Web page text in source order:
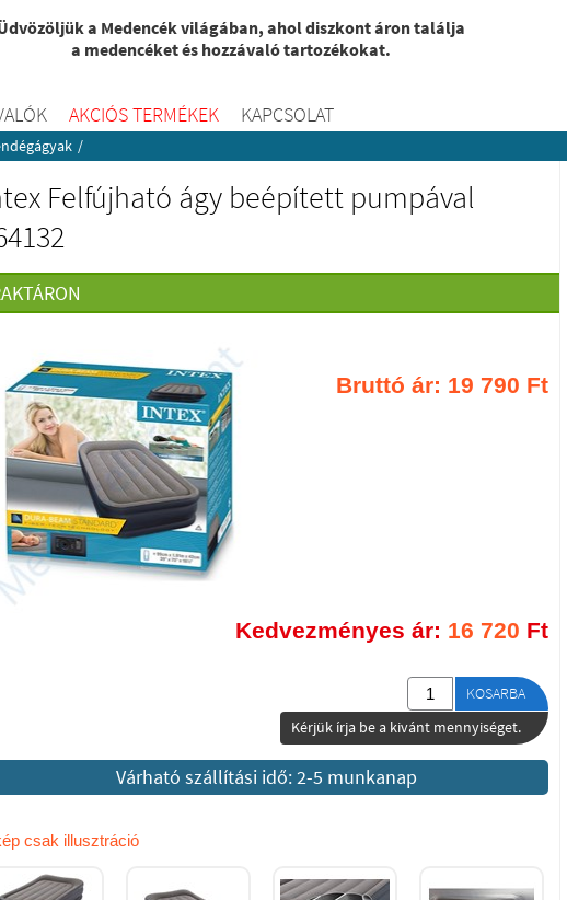
a Medencék világában, ahol diszkont áron találja
a medencéket és hozzávaló tartozékokat.
AKCIÓS TERMÉKEK KAPCSOLAT
/
Felfújható ágy beépített pumpával
Bruttó ár: 19 790 Ft
Kedvezményes ár: 16 720 Ft
KOSARBA
Kérjük írja be a kivánt mennyiséget.
Várható szállítási idő: 2-5 munkanap
csak illusztráció